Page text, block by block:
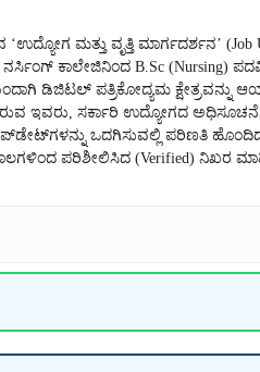
‘ಉದ್ಯೋಗ ಮತ್ತು ವೃತ್ತಿ ಮಾರ್ಗದರ್ಶನ’ (Job
ನರ್ಸಿಂಗ್ ಕಾಲೇಜಿನಿಂದ B.Sc (Nursing)
ಡಿಜಿಟಲ್ ಪತ್ರಿಕೋದ್ಯಮ ಕ್ಷೇತ್ರವನ್ನು
ಇವರು, ಸರ್ಕಾರಿ ಉದ್ಯೋಗದ
ಒದಗಿಸುವಲ್ಲಿ ಪರಿಣತಿ
ಪರಿಶೀಲಿಸಿದ (Verified) ನಿಖರ